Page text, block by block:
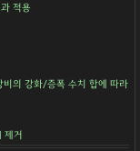
적용
의 강화/증폭 수치 합에 따라
제거